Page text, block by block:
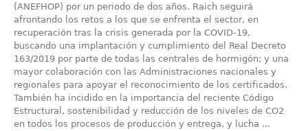
(ANEFHOP) por un periodo de dos años. Raich seguirá
afrontando los retos a los que se enfrenta el sector, en
recuperación tras la crisis generada por la COVID-19,
buscando una implantación y cumplimiento del Real Decreto
163/2019 por parte de todas las centrales de hormigón; y una
mayor colaboración con las Administraciones nacionales y
regionales para apoyar el reconocimiento de los certificados.
También ha incidido en la importancia del reciente Código
Estructural, sostenibilidad y reducción de los niveles de CO2
en todos los procesos de producción y entrega, y lucha ...